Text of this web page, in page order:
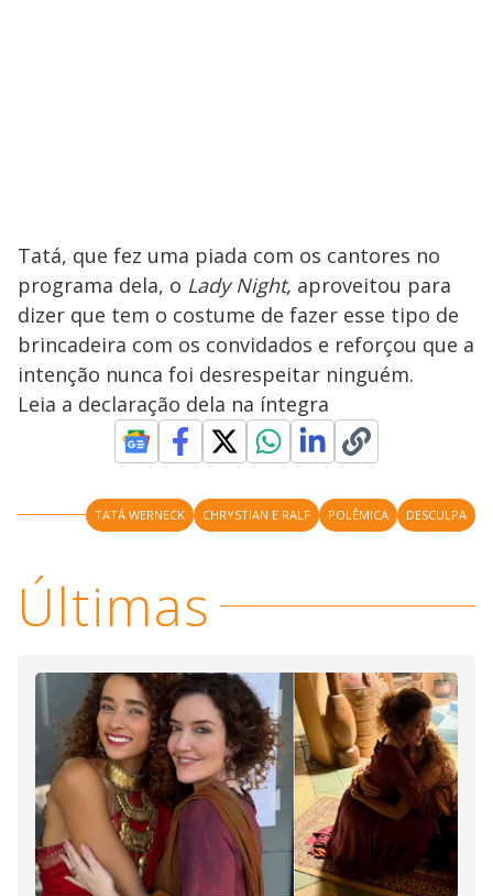
Tatá, que fez uma piada com os cantores no
programa dela, o Lady Night, aproveitou para
dizer que tem o costume de fazer esse tipo de
brincadeira com os convidados e reforçou que a
intenção nunca foi desrespeitar ninguém.
Leia a declaração dela na íntegra
TATÁ WERNECK CHRYSTIAN E RALF POLÊMICA DESCULPA
Últimas